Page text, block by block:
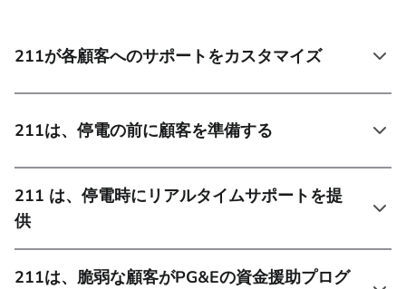
211が各顧客へのサポートをカスタマイズ
211は、停電の前に顧客を準備する
211 は、停電時にリアルタイムサポートを提
供
211は、脆弱な顧客がPG&Eの資金援助プログ